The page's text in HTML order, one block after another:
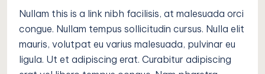
Nullam this is a link nibh facilisis, at malesuada orci
congue. Nullam tempus sollicitudin cursus. Nulla elit
mauris, volutpat eu varius malesuada, pulvinar eu
ligula. Ut et adipiscing erat. Curabitur adipiscing